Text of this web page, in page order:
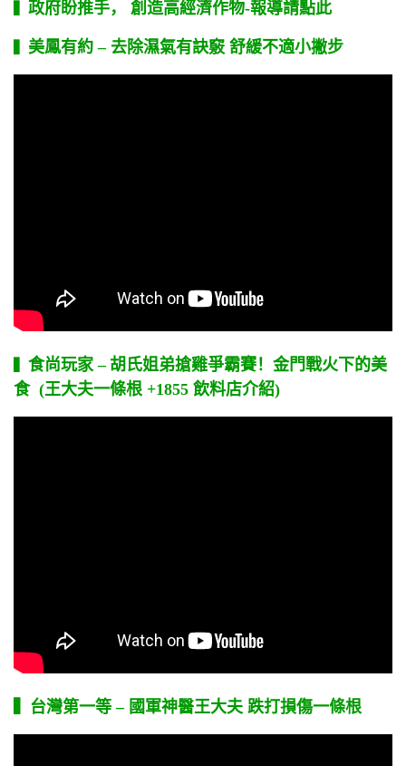
政府盼推手， 創造高經濟作物-報導請點此
美鳳有約 – 去除濕氣有訣竅 舒緩不適小撇步
食尚玩家 – 胡氏姐弟搶雞爭霸賽！金門戰火下的美
食 (王大夫一條根 +1855 飲料店介紹)
▍台灣第一等 – 國軍神醫王大夫 跌打損傷一條根